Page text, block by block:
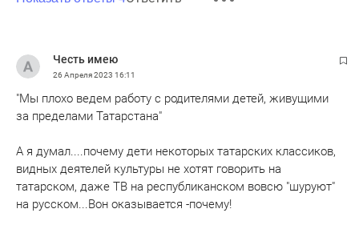
Честь имею
26 Апреля 2023 16:11
"Мы плохо ведем работу с родителями детей, живущими
за пределами Татарстана"
А я думал....почему дети некоторых татарских классиков,
видных деятелей культуры не хотят говорить на
татарском, даже ТВ на республиканском вовсю "шуруют"
на русском...Вон оказывается -почему!